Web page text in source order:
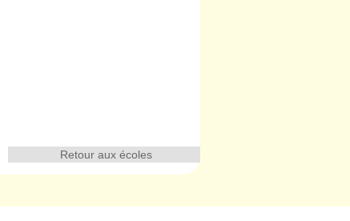
Retour aux écoles